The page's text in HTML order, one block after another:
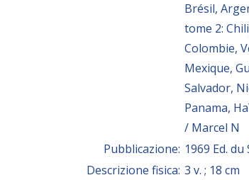
Brésil,
tome 2:
Colombie,
Mexique,
Salvador,
Panama,
/ Marcel N
Pubblicazione: 1969 Ed. du
Descrizione fisica: 3 v. ; 18 cm